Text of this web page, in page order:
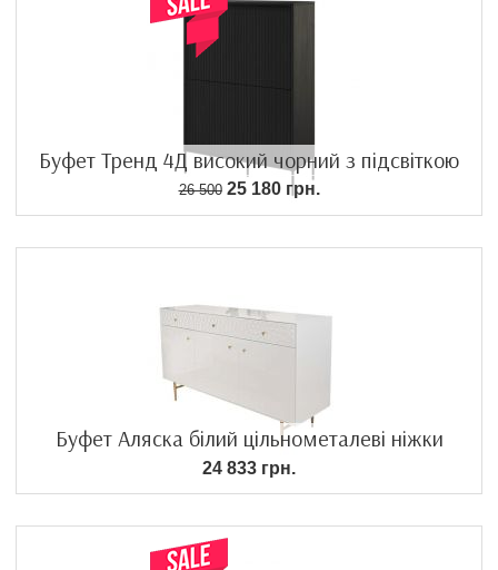
Буфет Тренд 4Д високий чорний з підсвіткою
26 50025 180 грн.
Буфет Аляска білий цільнометалеві ніжки
24 833 грн.